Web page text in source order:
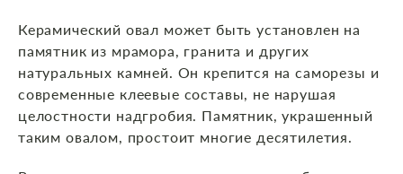
Керамический овал может быть установлен на
памятник из мрамора, гранита и других
натуральных камней. Он крепится на саморезы и
современные клеевые составы, не нарушая
целостности надгробия. Памятник, украшенный
таким овалом, простоит многие десятилетия.